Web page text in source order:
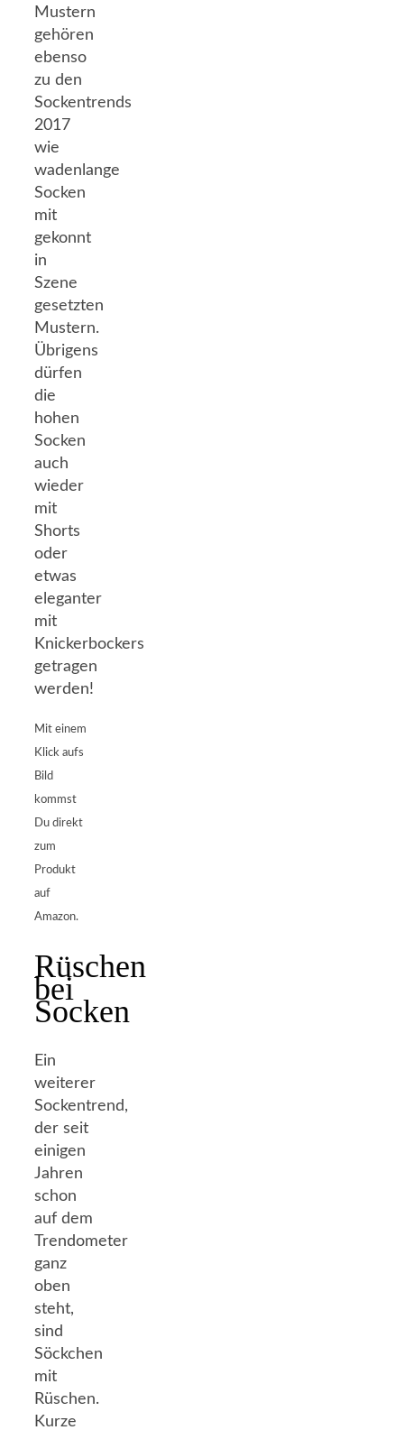
Mustern
gehören
ebenso
zu den
Sockentrends
2017
wie
wadenlange
Socken
mit
gekonnt
in
Szene
gesetzten
Mustern.
Übrigens
dürfen
die
hohen
Socken
auch
wieder
mit
Shorts
oder
etwas
eleganter
mit
Knickerbockers
getragen
werden!
Mit einem
Klick aufs
Bild
kommst
Du direkt
zum
Produkt
auf
Amazon.
Rüschen
bei
Socken
Ein
weiterer
Sockentrend,
der seit
einigen
Jahren
schon
auf dem
Trendometer
ganz
oben
steht,
sind
Söckchen
mit
Rüschen.
Kurze